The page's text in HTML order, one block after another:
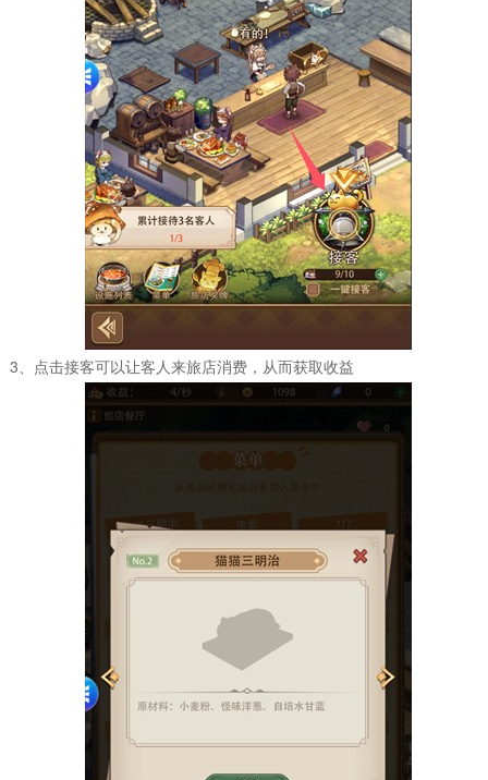
3、点击接客可以让客人来旅店消费，从而获取收益